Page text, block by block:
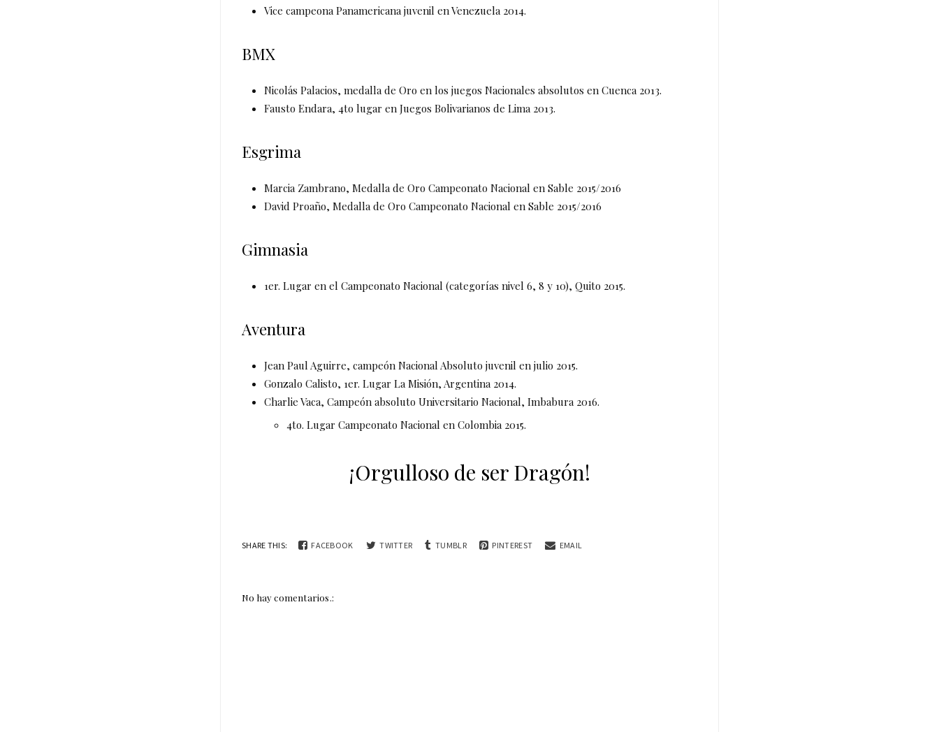
Vice campeona Panamericana juvenil en Venezuela 2014.
BMX
Nicolás Palacios, medalla de Oro en los juegos Nacionales absolutos en Cuenca 2013.
Fausto Endara, 4to lugar en Juegos Bolivarianos de Lima 2013.
Esgrima
Marcia Zambrano, Medalla de Oro Campeonato Nacional en Sable 2015/2016
David Proaño, Medalla de Oro Campeonato Nacional en Sable 2015/2016
Gimnasia
1er. Lugar en el Campeonato Nacional (categorías nivel 6, 8 y 10), Quito 2015.
Aventura
Jean Paul Aguirre, campeón Nacional Absoluto juvenil en julio 2015.
Gonzalo Calisto, 1er. Lugar La Misión, Argentina 2014.
Charlie Vaca, Campeón absoluto Universitario Nacional, Imbabura 2016.
4to. Lugar Campeonato Nacional en Colombia 2015.
¡Orgulloso de ser Dragón!
SHARE THIS: FACEBOOK TWITTER TUMBLR PINTEREST EMAIL
No hay comentarios.: